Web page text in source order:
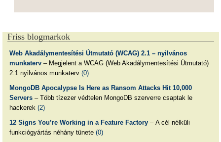
Friss blogmarkok
Web Akadálymentesítési Útmutató (WCAG) 2.1 – nyilvános
munkaterv– Megjelent a WCAG (Web Akadálymentesítési Útmutató)
2.1 nyilvános munkaterv (0)
MongoDB Apocalypse Is Here as Ransom Attacks Hit 10,000
Servers– Több tízezer védtelen MongoDB szerverre csaptak le
hackerek (2)
12 Signs You’re Working in a Feature Factory– A cél nélküli
funkciógyártás néhány tünete (0)